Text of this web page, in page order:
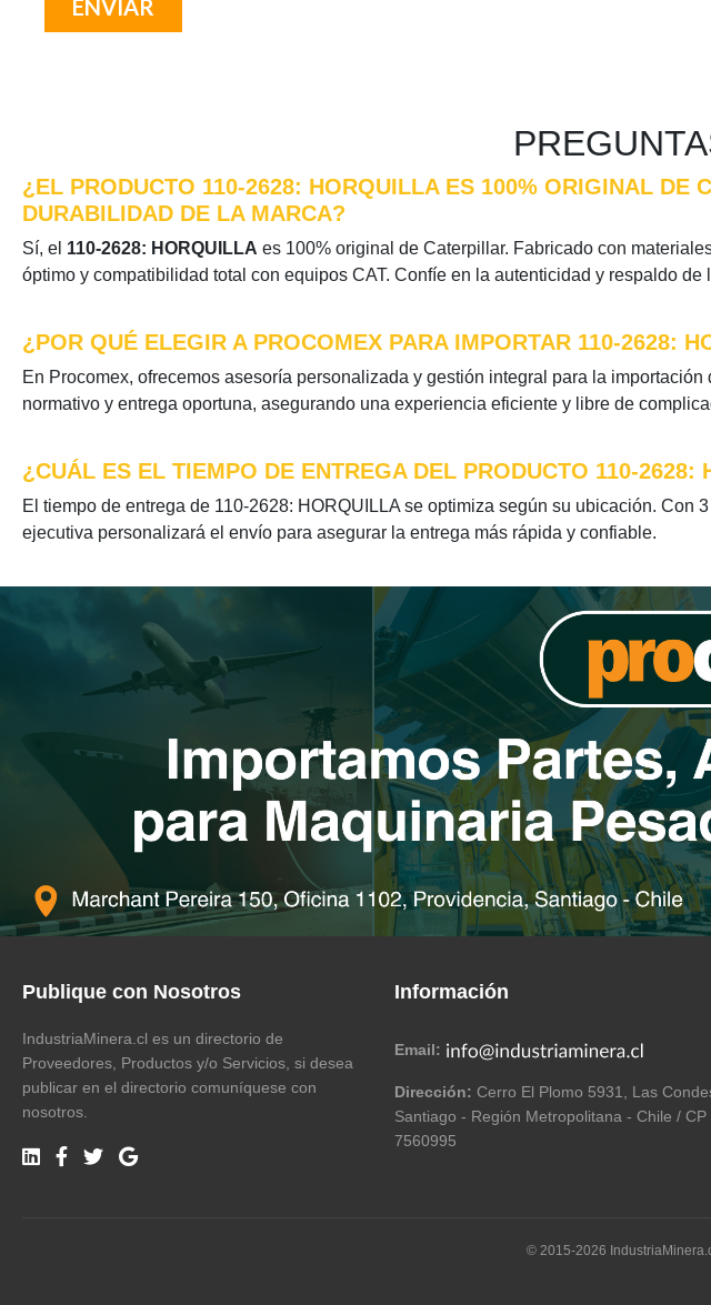
¿EL PRODUCTO 110-2628: HORQUILLA ES 100% ORIGINAL DE
DURABILIDAD DE LA MARCA?
Sí, el 110-2628: HORQUILLA es 100% original de Caterpillar. Fabricado con
óptimo y compatibilidad total con equipos CAT. Confíe en la autenticidad y respaldo
¿POR QUÉ ELEGIR A PROCOMEX PARA IMPORTAR 110-2628:
En Procomex, ofrecemos asesoría personalizada y gestión integral para la
normativo y entrega oportuna, asegurando una experiencia eficiente y libre de
¿CUÁL ES EL TIEMPO DE ENTREGA DEL PRODUCTO 110-
El tiempo de entrega de 110-2628: HORQUILLA se optimiza según su ubicación.
ejecutiva personalizará el envío para asegurar la entrega más rápida y confiable.
Publique con Nosotros
IndustriaMinera.cl es un directorio de
Proveedores, Productos y/o Servicios, si desea
publicar en el directorio comuníquese con
nosotros.
Información
Email:
Dirección: Cerro El Plomo 5931, Las
Santiago - Región Metropolitana - Chile / CP
7560995
© 2015-2026